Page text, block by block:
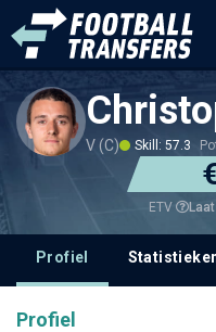
V (C) Skill: 57.3
ETV
Profiel
Profiel